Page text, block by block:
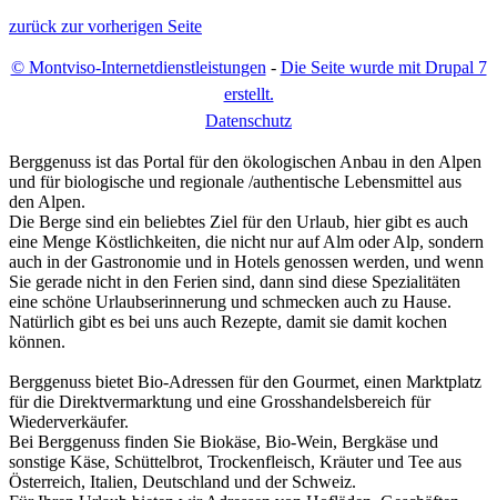
zurück zur vorherigen Seite
© Montviso-Internetdienstleistungen - Die Seite wurde mit Drupal 7
erstellt.
Datenschutz
Berggenuss ist das Portal für den ökologischen Anbau in den Alpen
und für biologische und regionale /authentische Lebensmittel aus
den Alpen.
Die Berge sind ein beliebtes Ziel für den Urlaub, hier gibt es auch
eine Menge Köstlichkeiten, die nicht nur auf Alm oder Alp, sondern
auch in der Gastronomie und in Hotels genossen werden, und wenn
Sie gerade nicht in den Ferien sind, dann sind diese Spezialitäten
eine schöne Urlaubserinnerung und schmecken auch zu Hause.
Natürlich gibt es bei uns auch Rezepte, damit sie damit kochen
können.
Berggenuss bietet Bio-Adressen für den Gourmet, einen Marktplatz
für die Direktvermarktung und eine Grosshandelsbereich für
Wiederverkäufer.
Bei Berggenuss finden Sie Biokäse, Bio-Wein, Bergkäse und
sonstige Käse, Schüttelbrot, Trockenfleisch, Kräuter und Tee aus
Österreich, Italien, Deutschland und der Schweiz.